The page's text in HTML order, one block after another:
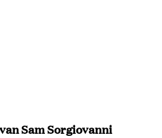
Sam Sorgiovanni